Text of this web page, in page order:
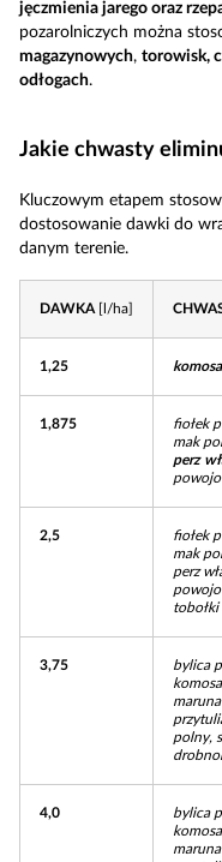
jęczmienia jarego oraz
pozarolniczych można
magazynowych, torowisk,
odłogach.
Jakie chwasty
Kluczowym etapem
dostosowanie dawki do
danym terenie.
DAWKA [l/ha]
1,25
1,875
fiołek
mak
perz
2,5
fiołek
mak
perz
3,75
bylica
polny,
4,0
bylica